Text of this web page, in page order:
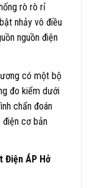
rò rò rỉ
nhảy vô điều
nguồn điện
có một bộ
đo kiểm dưới
chẩn đoán
cơ bản
Điện ÁP Hở